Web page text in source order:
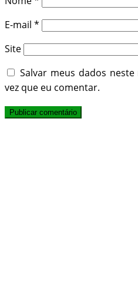
E-mail *
Site
Salvar meus dados
vez que eu comentar.